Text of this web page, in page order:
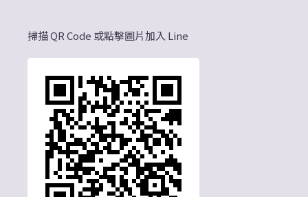
掃描 QR Code 或點擊圖片加入 Line